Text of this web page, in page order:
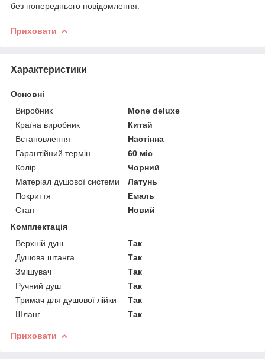
без попереднього повідомлення.
Приховати
Характеристики
Основні
Виробник
Mone deluxe
Країна виробник
Китай
Встановлення
Настінна
Гарантійний термін
60 міс
Колір
Чорний
Матеріал душової системи
Латунь
Покриття
Емаль
Стан
Новий
Комплектація
Верхній душ
Так
Душова штанга
Так
Змішувач
Так
Ручний душ
Так
Тримач для душової лійки
Так
Шланг
Так
Приховати